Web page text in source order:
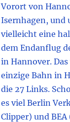
Vorort von
Isernhagen, und
vielleicht eine
dem Endanflug
in Hannover.
einzige Bahn in
die 27 Links.
es viel Berlin
Clipper) und